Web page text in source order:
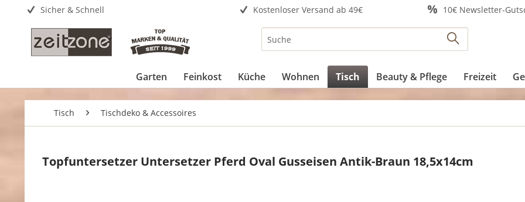
Sicher & Schnell Kostenloser Versand ab 49€ 10€ Newsletter-
Garten Feinkost Küche Wohnen Tisch Beauty & Pflege Freizeit
Tisch Tischdeko & Accessoires
Topfuntersetzer Untersetzer Pferd Oval Gusseisen Antik-Braun 18,5x14cm